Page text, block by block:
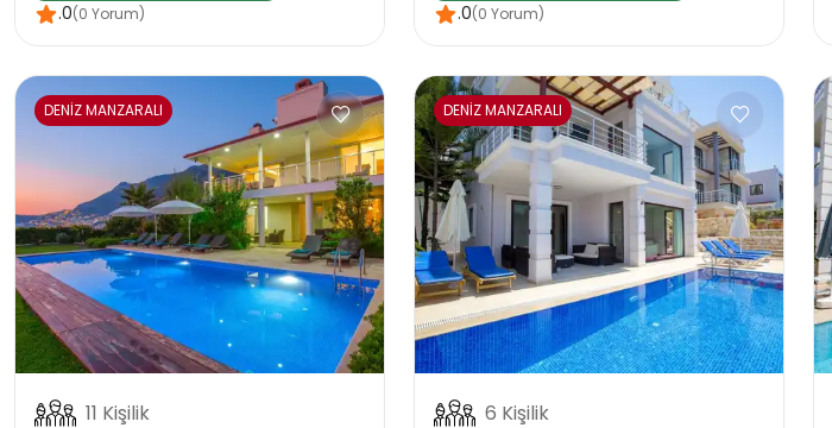
.0(0 Yorum) .0(0 Yorum)
DENİZ MANZARALI
11 Kişilik
DENİZ MANZARALI
6 Kişilik